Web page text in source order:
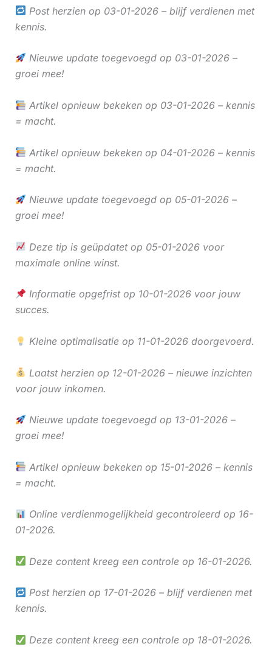
Post herzien op 03-01-2026 – blijf verdienen met
kennis.
Nieuwe update toegevoegd op 03-01-2026 –
groei mee!
Artikel opnieuw bekeken op 03-01-2026 – kennis
= macht.
Artikel opnieuw bekeken op 04-01-2026 – kennis
= macht.
Nieuwe update toegevoegd op 05-01-2026 –
groei mee!
Deze tip is geüpdatet op 05-01-2026 voor
maximale online winst.
Informatie opgefrist op 10-01-2026 voor jouw
succes.
Kleine optimalisatie op 11-01-2026 doorgevoerd.
Laatst herzien op 12-01-2026 – nieuwe inzichten
voor jouw inkomen.
Nieuwe update toegevoegd op 13-01-2026 –
groei mee!
Artikel opnieuw bekeken op 15-01-2026 – kennis
= macht.
Online verdienmogelijkheid gecontroleerd op 16-
01-2026.
Deze content kreeg een controle op 16-01-2026.
Post herzien op 17-01-2026 – blijf verdienen met
kennis.
Deze content kreeg een controle op 18-01-2026.